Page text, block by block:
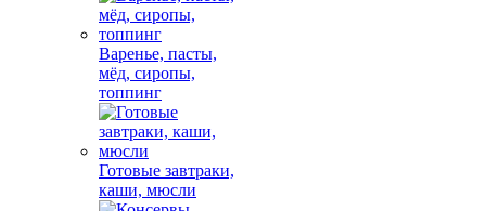
Варенье, пасты,
мёд, сиропы,
топпинг
Готовые завтраки,
каши, мюсли